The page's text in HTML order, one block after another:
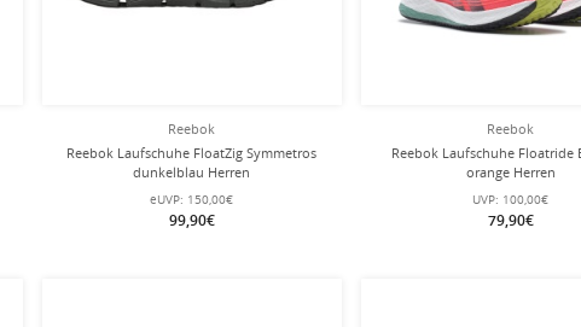
Reebok
Reebok Laufschuhe FloatZig Symmetros
dunkelblau Herren
eUVP: 150,00€
99,90€
Reebok
Reebok Laufschuhe Floatride
orange Herren
UVP: 100,00€
79,90€